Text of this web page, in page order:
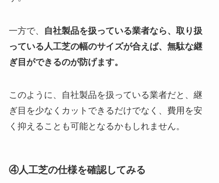
一方で、
自社製品を扱っている業者なら、取り扱
っている人工芝の幅のサイズが合えば、無駄な継
ぎ目ができるのが防げます。
このように、自社製品を扱っている業者だと、継
ぎ目を少なくカットできるだけでなく、費用を安
く抑えることも可能となるかもしれません。
④人工芝の仕様を確認してみる